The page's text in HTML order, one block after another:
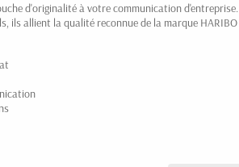
d'originalité à votre communication d'entreprise.
ils allient la qualité reconnue de la marque